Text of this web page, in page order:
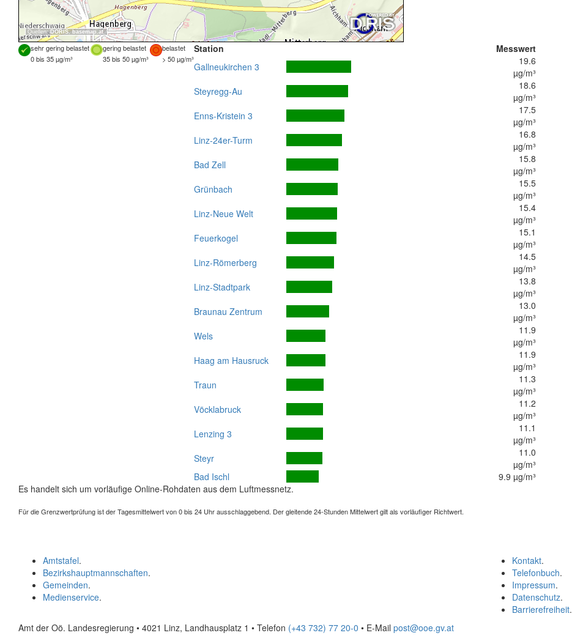
Quellen: DORIS,basemap.at
sehr gering belastet gering belastet
belastet
0 bis 35 µg/m³
35 bis 50 µg/m³ > 50 µg/m³
Station
Messwert
Gallneukirchen 3
19.6
µg/m³
Steyregg-Au
18.6
µg/m³
Enns-Kristein 3
17.5
µg/m³
Linz-24er-Turm
16.8
µg/m³
Bad Zell
15.8
µg/m³
Grünbach
15.5
µg/m³
Linz-Neue Welt
15.4
µg/m³
Feuerkogel
15.1
µg/m³
Linz-Römerberg
14.5
µg/m³
Linz-Stadtpark
13.8
µg/m³
Braunau Zentrum
13.0
µg/m³
Wels
11.9
µg/m³
Haag am Hausruck
11.9
µg/m³
Traun
11.3
µg/m³
Vöcklabruck
11.2
µg/m³
Lenzing 3
11.1
µg/m³
Steyr
11.0
µg/m³
Bad Ischl
9.9 µg/m³
Es handelt sich um vorläufige Online-Rohdaten aus dem Luftmessnetz.
Für die Grenzwertprüfung ist der Tagesmittelwert von 0 bis 24 Uhr ausschlaggebend. Der gleitende 24-Stunden Mittelwert gilt als vorläufiger Richtwert.
Kontakt.
Telefonbuch.
Impressum.
Datenschutz.
Barrierefreiheit.
Amtstafel.
Bezirkshauptmannschaften.
Gemeinden.
Medienservice.
Amt der Oö. Landesregierung • 4021 Linz, Landhausplatz 1 • Telefon (+43 732) 77 20-0 • E-Mail post@ooe.gv.at